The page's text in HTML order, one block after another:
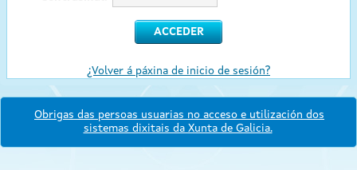
¿Volver á páxina de inicio de sesión?
Obrigas das persoas usuarias no acceso e utilización dos
sistemas dixitais da Xunta de Galicia.